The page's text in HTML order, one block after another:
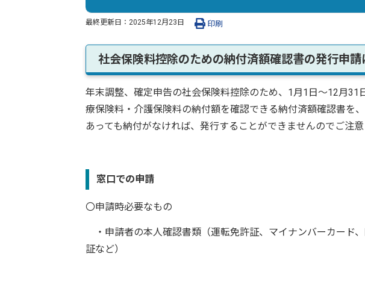
最終更新日： 2025年12月23日 印刷
社会保険料控除のための納付済額確認書の発行申請
年末調整、確定申告の社会保険料控除のため、1月1日～12月31
療保険料・介護保険料の納付額を確認できる納付済額確認書を
あっても納付がなければ、発行することができませんのでご注意
窓口での申請
〇申請時必要なもの
・申請者の本人確認書類（運転免許証、マイナンバーカード
証など）